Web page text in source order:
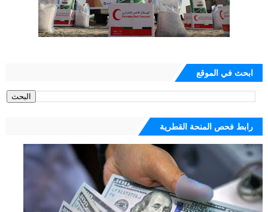
ابحث في الموقع
رابط فحص المنحة القطرية